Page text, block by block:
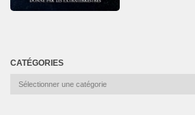
CATÉGORIES
Catégories